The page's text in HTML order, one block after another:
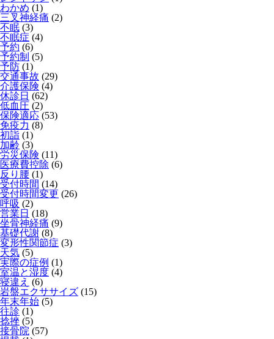
わかめ (1)
三叉神経痛 (2)
不眠 (3)
不眠症 (4)
予約 (6)
予約制 (5)
予防 (1)
交通事故 (29)
介護保険 (4)
休診日 (62)
低血圧 (2)
保険適応 (53)
免疫力 (8)
初詣 (1)
加齢 (3)
労災保険 (11)
医療費控除 (6)
反り腰 (1)
受付時間 (14)
受付時間変更 (26)
呼吸 (2)
営業日 (18)
坐骨神経痛 (9)
基礎代謝 (8)
変形性関節症 (3)
天気 (5)
実際の症例 (1)
室温と湿度 (4)
寝違え (6)
岩盤エクササイズ (15)
年末年始 (5)
往診 (1)
捻挫 (5)
接骨院 (57)